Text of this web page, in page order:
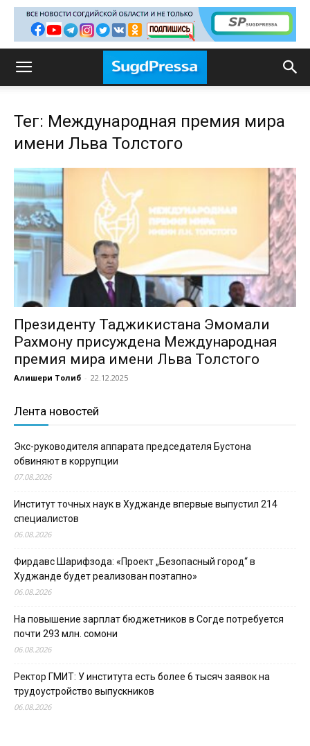
Тег: Международная премия мира
имени Льва Толстого
Президенту Таджикистана Эмомали
Рахмону присуждена Международная
премия мира имени Льва Толстого
Алишери Толиб - 22.12.2025
Лента новостей
Экс-руководителя аппарата председателя Бустона
обвиняют в коррупции
07.08.2026
Институт точных наук в Худжанде впервые выпустил 214
специалистов
06.08.2026
Фирдавс Шарифзода: «Проект „Безопасный город“ в
Худжанде будет реализован поэтапно»
06.08.2026
На повышение зарплат бюджетников в Согде потребуется
почти 293 млн. сомони
06.08.2026
Ректор ГМИТ: У института есть более 6 тысяч заявок на
трудоустройство выпускников
06.08.2026